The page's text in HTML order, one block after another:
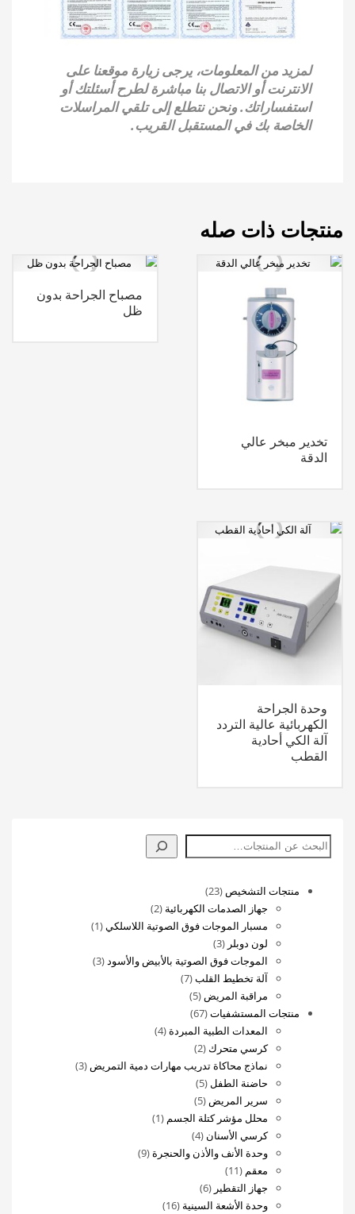
لمزيد من المعلومات، يرجى زيارة موقعنا على
الانترنت أو الاتصال بنا مباشرة لطرح أسئلتك أو
استفساراتك. ونحن نتطلع إلى تلقي المراسلات
الخاصة بك في المستقبل القريب.
منتجات ذات صله
تخدير مبخر عالي
الدقة
مصباح الجراحة بدون
ظل
وحدة الجراحة
الكهربائية عالية التردد
آلة الكي أحادية
القطب
البحث
منتجات التشخيص 23
23
منتج
جهاز الصدمات الكهربائية 2
2
منتجات
مسبار الموجات فوق الصوتية اللاسلكي 1
واحد
لون دوبلر 3
3
منتجات
الموجات فوق الصوتية بالأبيض والأسود 3
3
آلة تخطيط القلب 7
7
مراقبة المريض 5
5
منتجات
منتجات المستشفيات 67
67
منتج
المعدات الطبية المبردة 4
4
كرسي متحرك 2
2
منتجات
نماذج محاكاة تدريب مهارات دمية التمريض 3
3
حاضنة الطفل 5
5
منتجات
سرير المريض 5
5
منتجات
محلل مؤشر كتلة الجسم 1
واحد
كرسي الأسنان 4
4
منتجات
وحدة الأنف والأذن والحنجرة 9
9
معقم 11
11
منتج
جهاز التقطير 6
6
منتجات
وحدة الأشعة السينية 16
16